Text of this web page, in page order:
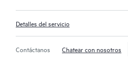
Detalles del servicio
Contáctanos Chatear con nosotros